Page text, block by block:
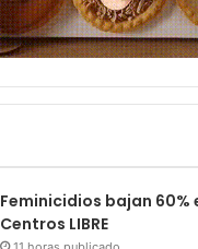
Feminicidios bajan 60%
Centros LIBRE